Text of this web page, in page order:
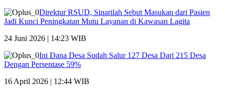
Direktur RSUD, Sinarilah Sebut Masukan dari Pasien
Jadi Kunci Peningkatan Mutu Layanan di Kawasan Lagita
24 Juni 2026 | 14:23 WIB
Ini Dana Desa Sudah Salur 127 Desa Dari 215 Desa
Dengan Persentase 59%
16 April 2026 | 12:44 WIB